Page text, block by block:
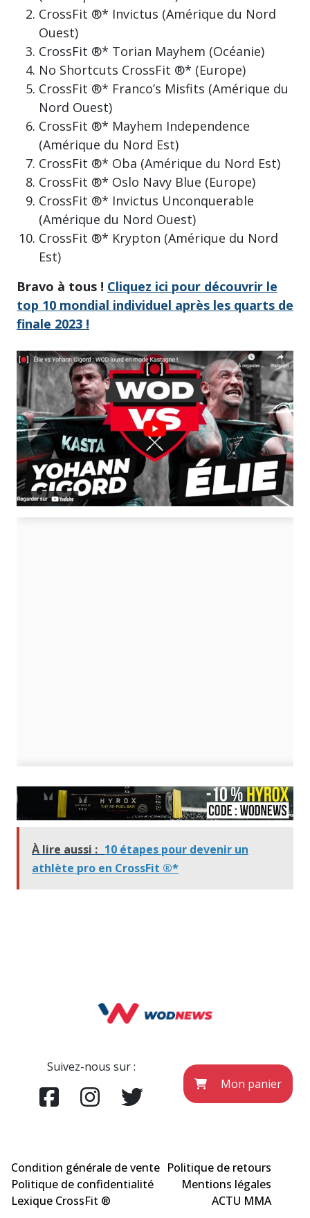
CrossFit ®* Invictus (Amérique du Nord
Ouest)
CrossFit ®* Torian Mayhem (Océanie)
No Shortcuts CrossFit ®* (Europe)
CrossFit ®* Franco’s Misfits (Amérique du
Nord Ouest)
CrossFit ®* Mayhem Independence
(Amérique du Nord Est)
CrossFit ®* Oba (Amérique du Nord Est)
CrossFit ®* Oslo Navy Blue (Europe)
CrossFit ®* Invictus Unconquerable
(Amérique du Nord Ouest)
CrossFit ®* Krypton (Amérique du Nord
Est)
Bravo à tous ! Cliquez ici pour découvrir le
top 10 mondial individuel après les quarts de
finale 2023 !
À lire aussi : 10 étapes pour devenir un
athlète pro en CrossFit ®*
Suivez-nous sur :
Mon panier
Condition générale de vente Politique de retours
Politique de confidentialité
Mentions légales
Lexique CrossFit ®
ACTU MMA